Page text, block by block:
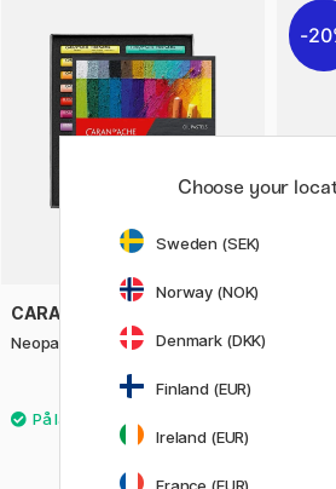
CARAN D'ACHE
Neopastel sæt 24 stk
669 KR
Choose your
Sweden (SEK)
Norway (NOK)
Denmark (DKK)
Finland (EUR)
Ireland (EUR)
France (EUR)